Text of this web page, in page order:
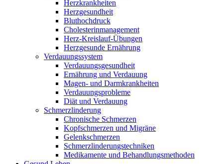
Herzkrankheiten
Herzgesundheit
Bluthochdruck
Cholesterinmanagement
Herz-Kreislauf-Übungen
Herzgesunde Ernährung
Verdauungssystem
Verdauungsgesundheit
Ernährung und Verdauung
Magen- und Darmkrankheiten
Verdauungsprobleme
Diät und Verdauung
Schmerzlinderung
Chronische Schmerzen
Kopfschmerzen und Migräne
Gelenkschmerzen
Schmerzlinderungstechniken
Medikamente und Behandlungsmethoden